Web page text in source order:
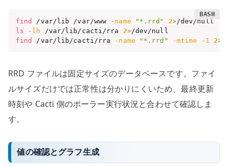
find /var/lib /var/www -name "*.rrd" 2>
ls
-lh /var/lib/cacti/rra 2>
find
/var/lib/cacti/rra -name "*.rrd" -mtime -1 2>
RRD ファイルは固定サイズのデータベースです。ファイ
ルサイズだけでは正常性は分かりにくいため、最終更新
時刻や Cacti 側のポーラー実行状況と合わせて確認しま
す。
値の確認とグラフ生成